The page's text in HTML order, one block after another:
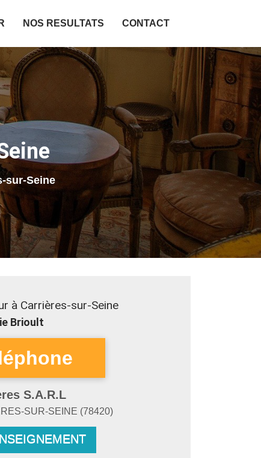
NOS RESULTATS CONTACT
sur-Seine
à Carrières-sur-Seine
Brioult
S.A.R.L
SUR-SEINE (78420)